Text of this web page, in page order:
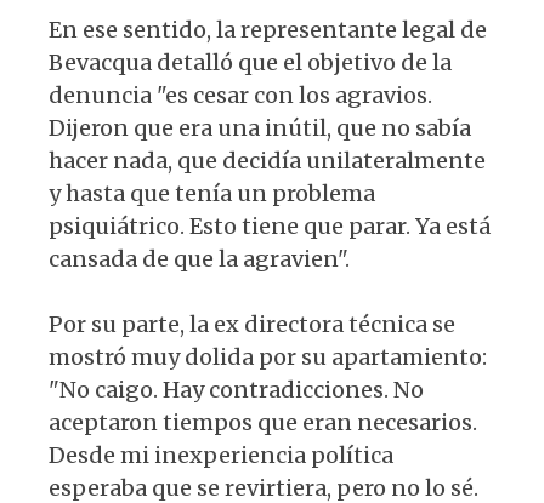
En ese sentido, la representante legal de
Bevacqua detalló que el objetivo de la
denuncia "es cesar con los agravios.
Dijeron que era una inútil, que no sabía
hacer nada, que decidía unilateralmente
y hasta que tenía un problema
psiquiátrico. Esto tiene que parar. Ya está
cansada de que la agravien".
Por su parte, la ex directora técnica se
mostró muy dolida por su apartamiento:
"No caigo. Hay contradicciones. No
aceptaron tiempos que eran necesarios.
Desde mi inexperiencia política
esperaba que se revirtiera, pero no lo sé.